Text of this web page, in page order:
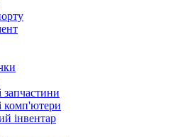
запчастини
комп'ютери
інвентар